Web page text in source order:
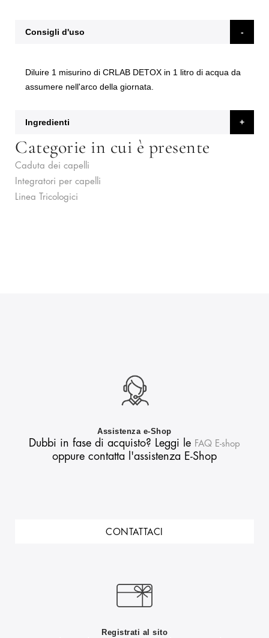
Consigli d'uso
Diluire 1 misurino di CRLAB DETOX in 1 litro di acqua da
assumere nell'arco della giornata.
Ingredienti
Categorie in cui è presente
Caduta dei capelli
Integratori per capelli
Linea Tricologici
Assistenza e-Shop
Dubbi in fase di acquisto? Leggi le FAQ E-shop
oppure contatta l'assistenza E-Shop
CONTATTACI
Registrati al sito